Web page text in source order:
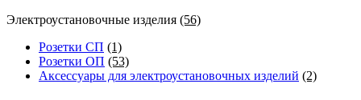
Электроустановочные изделия (56)
Розетки СП (1)
Розетки ОП (53)
Аксессуары для электроустановочных изделий (2)